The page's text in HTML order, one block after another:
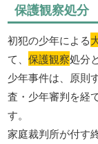
保護観察処分
初犯の少年による
て、保護観察処分
少年事件は、原則
査・少年審判を経
す。
家庭裁判所が付す